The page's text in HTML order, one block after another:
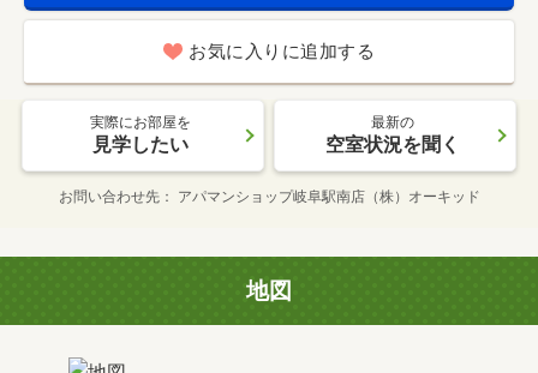
お気に入りに追加する
実際にお部屋を
見学したい
最新の
空室状況を聞く
お問い合わせ先 アパマンショップ岐阜駅南店（株）オーキッド
地図